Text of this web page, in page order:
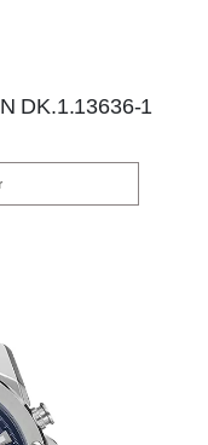
DK.1.13636-1